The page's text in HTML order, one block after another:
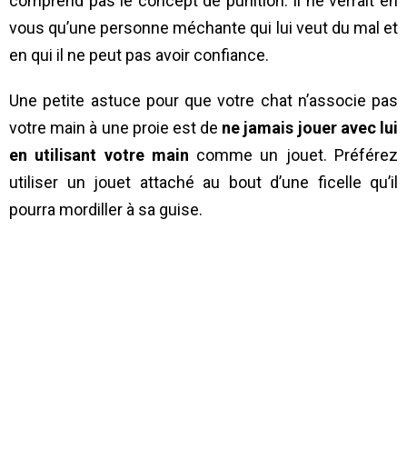
vous qu’une personne méchante qui lui veut du mal et
en qui il ne peut pas avoir confiance.
Une petite astuce pour que votre chat n’associe pas
votre main à une proie est de ne jamais jouer avec lui
en utilisant votre main comme un jouet. Préférez
utiliser un jouet attaché au bout d’une ficelle qu’il
pourra mordiller à sa guise.